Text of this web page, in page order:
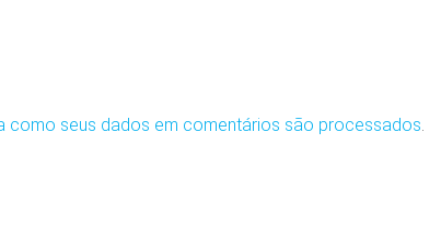
como seus dados em comentários são processados.